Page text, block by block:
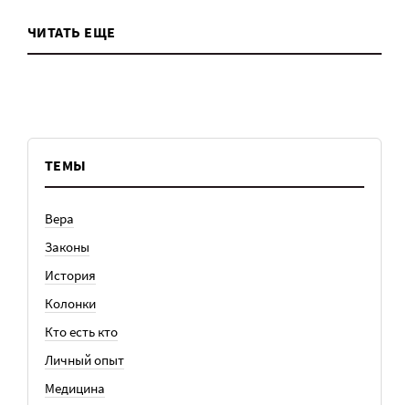
ЧИТАТЬ ЕЩЕ
ТЕМЫ
Вера
Законы
История
Колонки
Кто есть кто
Личный опыт
Медицина